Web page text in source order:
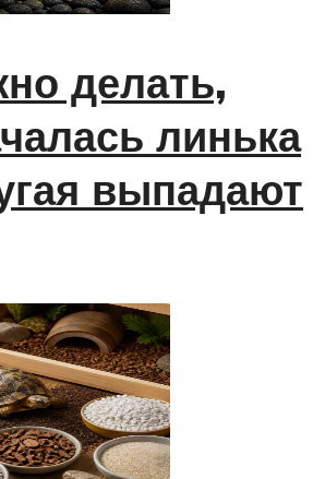
делать,
линька
выпадают